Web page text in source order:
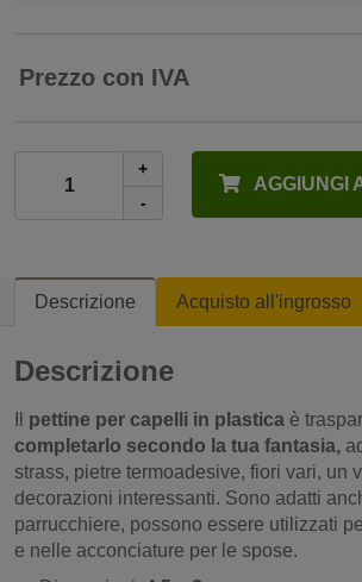
Prezzo con IVA
+
-
AGGIUNGI
Descrizione Acquisto all'ingrosso
Descrizione
pettine per capelli in plastica è
completarlo secondo la tua fantasia,
strass, pietre termoadesive, fiori vari, un
decorazioni interessanti. Sono adatti
parrucchiere, possono essere utilizzati
e nelle acconciature per le spose.